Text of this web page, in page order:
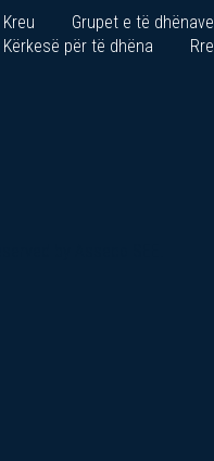
Kreu
Grupet e të dhënave
Kërkesë për të dhëna